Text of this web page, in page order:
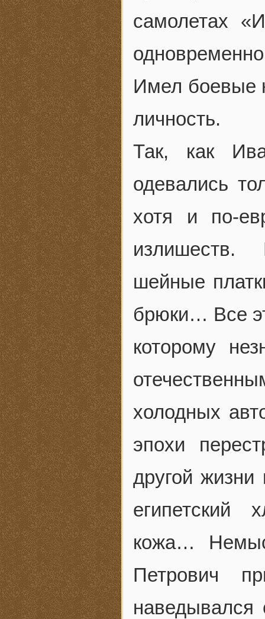
самолетах
Имел боевые
личность.
Так, как
одевались
хотя и по-
излишеств.
шейные
брюки… Все
которому
холодных
эпохи
другой жизни
египетский
кожа…
Петрович
наведывался